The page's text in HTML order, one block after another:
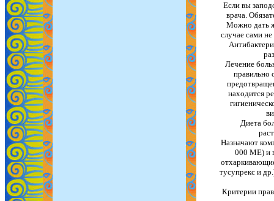
Если вы
врача.
Можно дать
случае сами
Лечение
правильно
находится
Диета
Назначают
000 МЕ) и
тусупрекс и
Критерии